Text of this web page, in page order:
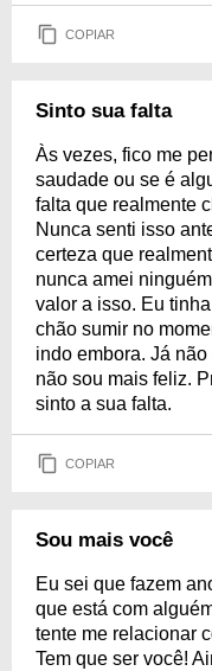
COPIAR
Sinto sua falta
Às vezes, fico me
saudade ou se é
falta que realmente
Nunca senti isso
certeza que
nunca amei
valor a isso. Eu
chão sumir no
indo embora. Já
não sou mais feliz.
sinto a sua falta.
COPIAR
Sou mais você
Eu sei que fazem
que está com
tente me relacionar
Tem que ser você!